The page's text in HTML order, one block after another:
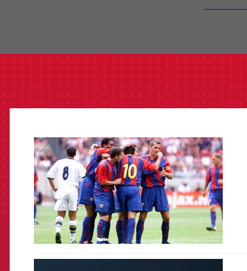
FCB Barcelona badge